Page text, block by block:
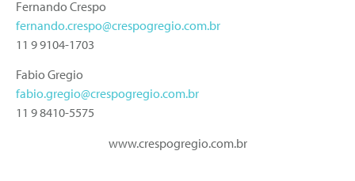
Fernando Crespo
fernando.crespo@crespogregio.com.br
11 9 9104-1703
Fabio Gregio
fabio.gregio@crespogregio.com.br
11 9 8410-5575
www.crespogregio.com.br